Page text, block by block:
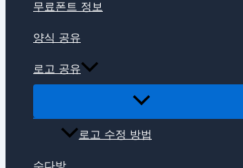
무료폰트 정보
양식 공유
로고 공유
로고 수정 방법